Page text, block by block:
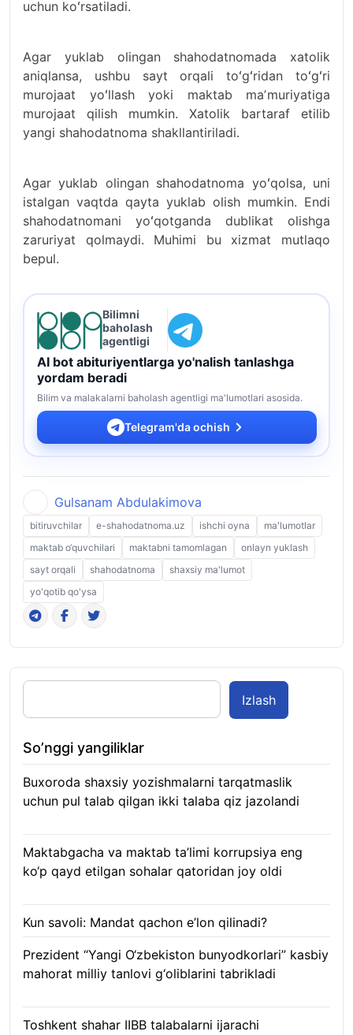
uchun koʻrsatiladi.
Agar yuklab olingan shahodatnomada xatolik
aniqlansa, ushbu sayt orqali toʻgʻridan toʻgʻri
murojaat yoʻllash yoki maktab maʼmuriyatiga
murojaat qilish mumkin. Xatolik bartaraf etilib
yangi shahodatnoma shakllantiriladi.
Agar yuklab olingan shahodatnoma yoʻqolsa, uni
istalgan vaqtda qayta yuklab olish mumkin. Endi
shahodatnomani yoʻqotganda dublikat olishga
zaruriyat qolmaydi. Muhimi bu xizmat mutlaqo
bepul.
Bilimni
baholash
agentligi
AI bot abituriyentlarga yo'nalish tanlashga
yordam beradi
Bilim va malakalarni baholash agentligi ma'lumotlari asosida.
Telegram'da ochish
Gulsanam Abdulakimova
bitiruvchilar e-shahodatnoma.uz ishchi oyna
ma'lumotlar
maktab o‘quvchilari
maktabni tamomlagan
onlayn yuklash
sayt orqali
shahodatnoma
shaxsiy ma'lumot
yo'qotib qo'ysa
Izlash
So’nggi yangiliklar
Buxoroda shaxsiy yozishmalarni tarqatmaslik
uchun pul talab qilgan ikki talaba qiz jazolandi
Maktabgacha va maktab ta’limi korrupsiya eng
ko‘p qayd etilgan sohalar qatoridan joy oldi
Kun savoli: Mandat qachon e’lon qilinadi?
Prezident “Yangi O‘zbekiston bunyodkorlari” kasbiy
mahorat milliy tanlovi g‘oliblarini tabrikladi
Toshkent shahar IIBB talabalarni ijarachi